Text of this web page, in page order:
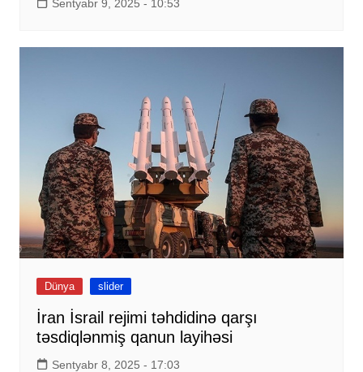
Sentyabr 9, 2025 - 10:53
Dünya slider
İran İsrail rejimi təhdidinə qarşı
təsdiqlənmiş qanun layihəsi
Sentyabr 8, 2025 - 17:03